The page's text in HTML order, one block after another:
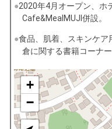
2020年4月オープン、ホ
Cafe&MealMUJI併設。
食品、肌着、スキンケア
倉に関する書籍コーナー
+
−